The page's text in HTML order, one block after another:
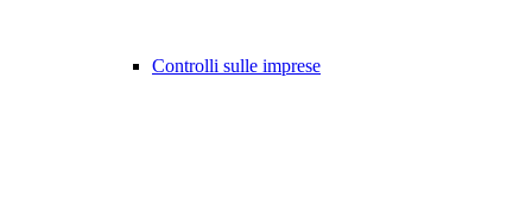
Controlli sulle imprese